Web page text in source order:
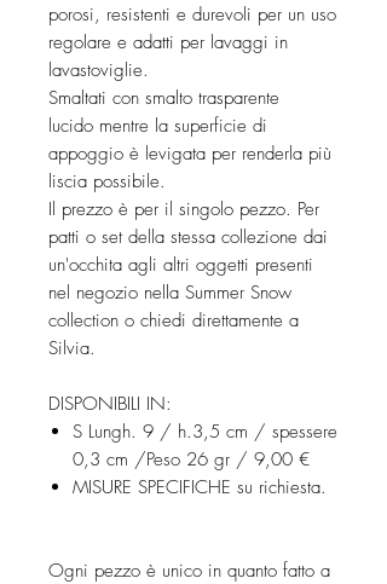
porosi, resistenti e durevoli per un uso
regolare e adatti per lavaggi in
lavastoviglie.
Smaltati con smalto trasparente
lucido mentre la superficie di
appoggio è levigata per renderla più
liscia possibile.
Il prezzo è per il singolo pezzo. Per
patti o set della stessa collezione dai
un'occhita agli altri oggetti presenti
nel negozio nella Summer Snow
collection o chiedi direttamente a
Silvia.
DISPONIBILI IN:
S Lungh. 9 / h.3,5 cm / spessere
0,3 cm /Peso 26 gr / 9,00 €
MISURE SPECIFICHE su richiesta.
Ogni pezzo è unico in quanto fatto a